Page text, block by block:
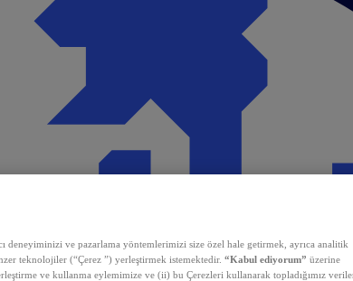
deneyiminizi ve pazarlama yöntemlerimizi size özel hale getirmek, ayrıca analitik
teknolojiler (“Çerez ”) yerleştirmek istemektedir. “Kabul ediyorum” üzerine
ve kullanma eylemimize ve (ii) bu Çerezleri kullanarak topladığımız